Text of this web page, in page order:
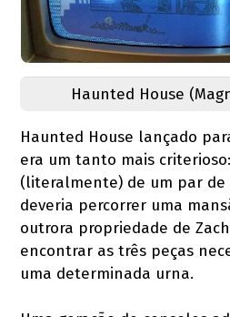
Haunted House
Haunted House lançado
era um tanto mais
(literalmente) de um par de
deveria percorrer uma
outrora propriedade de
encontrar as três peças
uma determinada urna.